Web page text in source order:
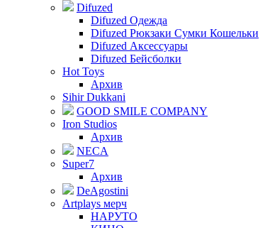
Difuzed
Difuzed Одежда
Difuzed Рюкзаки Сумки Кошельки
Difuzed Аксессуары
Difuzed Бейсболки
Hot Toys
Архив
Sihir Dukkani
GOOD SMILE COMPANY
Iron Studios
Архив
NECA
Super7
Архив
DeAgostini
Artplays мерч
НАРУТО